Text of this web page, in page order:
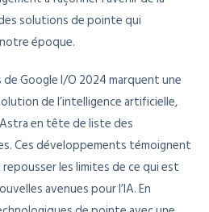
solutions de pointe qui
époque.
de Google I/O 2024 marquent une
de l’intelligence artificielle,
en tête de liste des
Ces développements témoignent
les limites de ce qui est
avenues pour l’IA. En